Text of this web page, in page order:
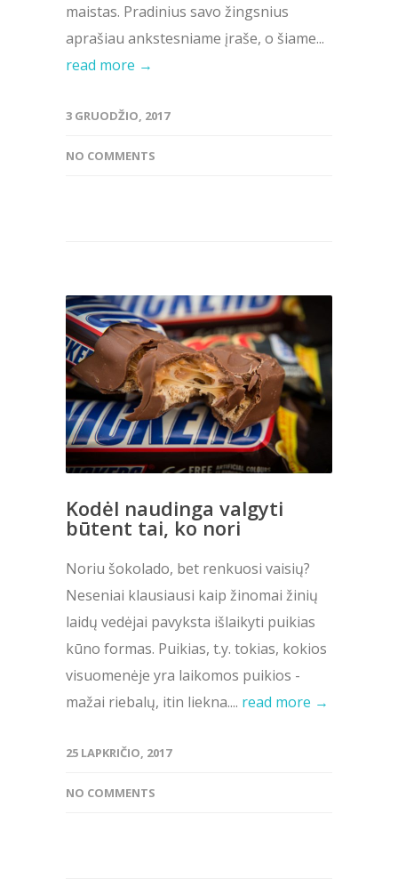
maistas. Pradinius savo žingsnius
aprašiau ankstesniame įraše, o šiame...
read more →
3 GRUODŽIO, 2017
NO COMMENTS
Kodėl naudinga valgyti
būtent tai, ko nori
Noriu šokolado, bet renkuosi vaisių?
Neseniai klausiausi kaip žinomai žinių
laidų vedėjai pavyksta išlaikyti puikias
kūno formas. Puikias, t.y. tokias, kokios
visuomenėje yra laikomos puikios -
mažai riebalų, itin liekna.... read more →
25 LAPKRIČIO, 2017
NO COMMENTS